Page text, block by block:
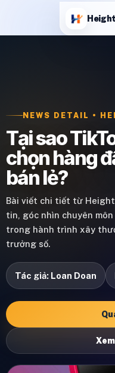
Height Media
NEWS DETAIL •
Tại sao
chọn hàng
bán lẻ?
Bài viết chi tiết từ
tin, góc nhìn chuyên
trong hành trình xây
trưởng số.
Tác giả: Loan Doan